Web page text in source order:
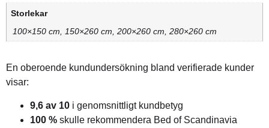
Storlekar
100×150 cm, 150×260 cm, 200×260 cm, 280×260 cm
En oberoende kundundersökning bland verifierade kunder
visar:
9,6 av 10 i genomsnittligt kundbetyg
100 % skulle rekommendera Bed of Scandinavia